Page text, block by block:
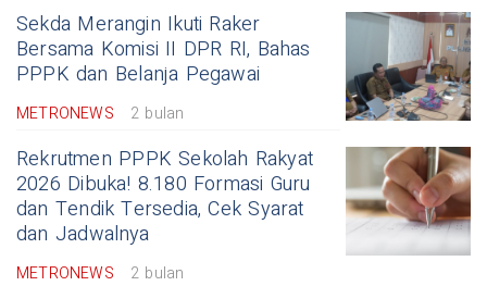
Sekda Merangin Ikuti Raker
Bersama Komisi II DPR RI, Bahas
PPPK dan Belanja Pegawai
METRONEWS 2 bulan
Rekrutmen PPPK Sekolah Rakyat
2026 Dibuka! 8.180 Formasi Guru
dan Tendik Tersedia, Cek Syarat
dan Jadwalnya
METRONEWS 2 bulan